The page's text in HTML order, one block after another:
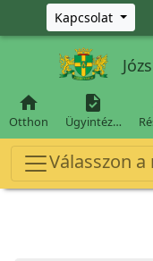
Ugrás a fő tartalomra
Kapcsolat

Otthon

Ügyintéz…
Válasszon